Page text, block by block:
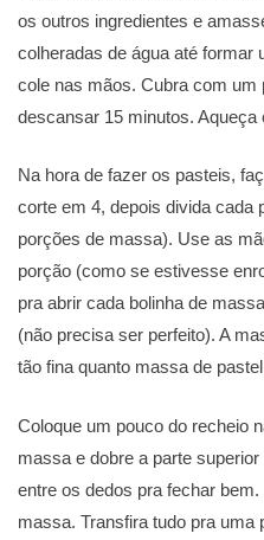
os outros ingredientes e
colheradas de água até formar
cole nas mãos. Cubra com um
descansar 15 minutos. Aqueça
Na hora de fazer os pasteis,
corte em 4, depois divida cada
porções de massa). Use as
porção (como se estivesse
pra abrir cada bolinha de
(não precisa ser perfeito). A
tão fina quanto massa de
Coloque um pouco do recheio
massa e dobre a parte
entre os dedos pra fechar
massa. Transfira tudo pra uma